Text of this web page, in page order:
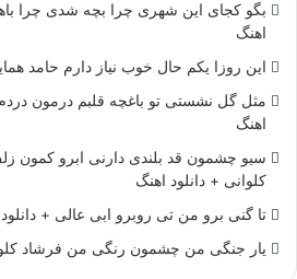
بگو کجای این شهری چرا بچه شدی چرا
اهنگ
این روزا یکم حال خوب نیاز دارم حامد
مثل گل نشستی تو باغچه قلبم درمون
اهنگ
سیو چشمون قد بلندی دارنی ابرو کمون
کلوانی + دانلود اهنگ
تا گنی برو من تی روبرو ابی عالی +
یار جنگی من چشمون رنگی من فرشاد